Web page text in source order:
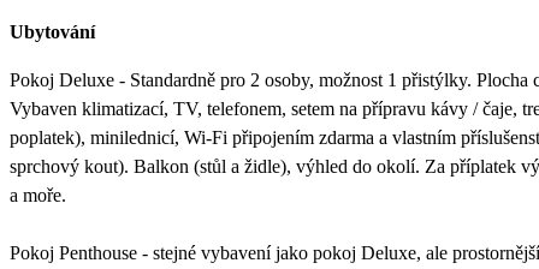
Ubytování
Pokoj Deluxe - Standardně pro 2 osoby, možnost 1 přistýlky. Plocha
Vybaven klimatizací, TV, telefonem, setem na přípravu kávy / čaje,
poplatek), minilednicí, Wi-Fi připojením zdarma a vlastním
sprchový kout). Balkon (stůl a židle), výhled do okolí. Za příplatek
a moře.
Pokoj Penthouse - stejné vybavení jako pokoj Deluxe, ale